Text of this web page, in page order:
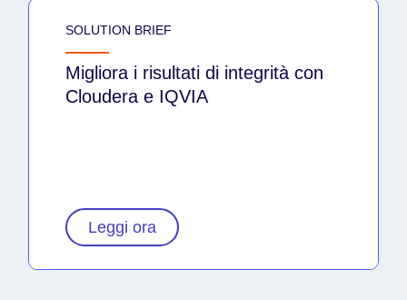
SOLUTION BRIEF
Migliora i risultati di integrità con
Cloudera e IQVIA
Leggi ora